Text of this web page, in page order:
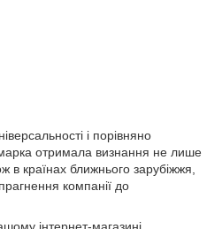
і порівняно
отримала визнання не лише
в країнах ближнього зарубіжжя,
компанії до
інтернет-магазині